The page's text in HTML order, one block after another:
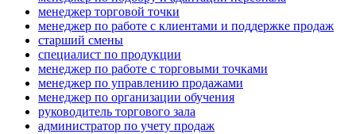
менеджер торговой точки
менеджер по работе с клиентами и поддержке продаж
старший смены
специалист по продукции
менеджер по работе с торговыми точками
менеджер по управлению продажами
менеджер по организации обучения
руководитель торгового зала
администратор по учету продаж